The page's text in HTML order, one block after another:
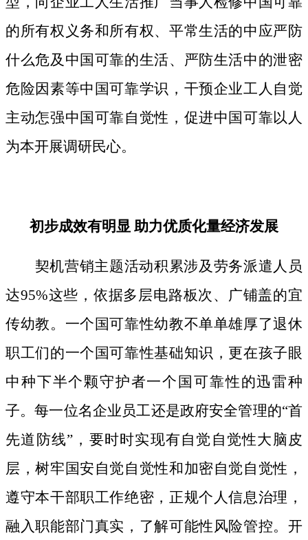
的所有权义务和所有权、平常生活的中应严防
什么危及中国可靠的生活、严防生活中的泄密
危险因素等中国可靠学识，干预企业工人自觉
主动怎强中国可靠自觉性，促进中国可靠以人
为本开展调研民心。
初步成效有明显 助力优质化量经济发展
契机营销主题活动积累涉及劳务派遣人员
达95%这些，依据多层电路板次、广铺盖的宜
传幼教。一个国可靠性幼教不单单雄厚了退休
职工们的一个国可靠性基础知识，更在孩子眼
中种下半个颗守护者一个国可靠性的迅雷种
子。每一位名企业员工还是政府安全管理的“首
先道防线”，要时时实现有自觉自觉性大脑皮
层，树牢国安自觉自觉性和加密自觉自觉性，
遵守本干部职工作绝密，正规个人信息治理，
融入职能部门真实，了解可能性风险管控。开